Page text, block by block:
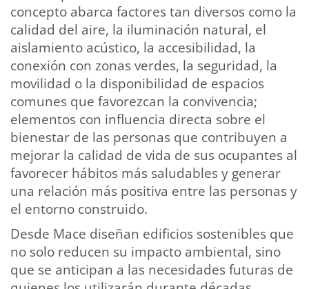
concepto abarca factores tan diversos como la
calidad del aire, la iluminación natural, el
aislamiento acústico, la accesibilidad, la
conexión con zonas verdes, la seguridad, la
movilidad o la disponibilidad de espacios
comunes que favorezcan la convivencia;
elementos con influencia directa sobre el
bienestar de las personas que contribuyen a
mejorar la calidad de vida de sus ocupantes al
favorecer hábitos más saludables y generar
una relación más positiva entre las personas y
el entorno construido.
Desde Mace diseñan edificios sostenibles que
no solo reducen su impacto ambiental, sino
que se anticipan a las necesidades futuras de